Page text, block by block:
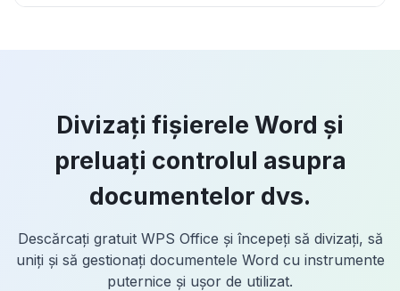
Divizați fișierele Word și
preluați controlul asupra
documentelor dvs.
Descărcați gratuit WPS Office și începeți să divizați, să
uniți și să gestionați documentele Word cu instrumente
puternice și ușor de utilizat.